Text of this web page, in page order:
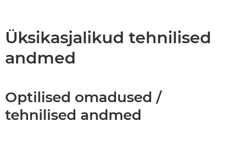
Üksikasjalikud tehnilised
andmed
Optilised omadused /
tehnilised andmed